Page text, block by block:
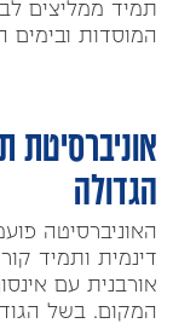
תמיד ממליצים
המוסדות ובימים
הגדולה
האוניברסיטה
דינמית ותמיד
אורבנית עם
המקום. בשל